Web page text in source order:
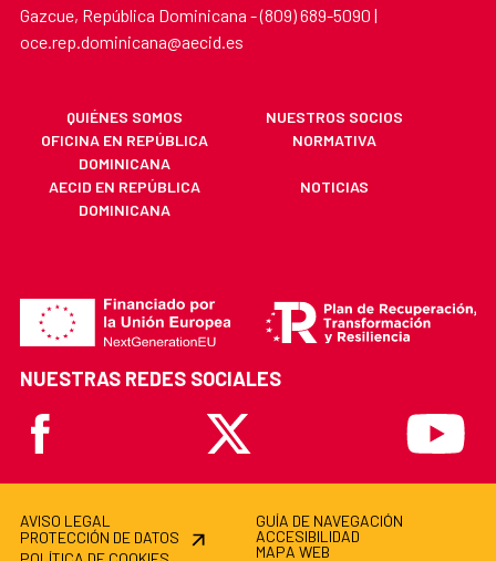
Gazcue, República Dominicana - (809) 689-5090 |
oce.rep.dominicana@aecid.es
QUIÉNES SOMOS
NUESTROS SOCIOS
OFICINA EN REPÚBLICA
DOMINICANA
NORMATIVA
AECID EN REPÚBLICA
DOMINICANA
NOTICIAS
NUESTRAS REDES SOCIALES
Facebook
X Youtube
AVISO LEGAL
PROTECCIÓN DE DATOS
GUÍA DE NAVEGACIÓN
ACCESIBILIDAD
MAPA WEB